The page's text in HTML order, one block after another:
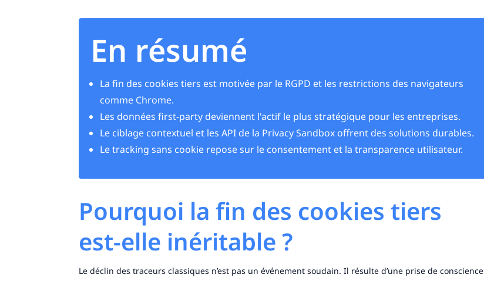
En résumé
La fin des cookies tiers est motivée par le RGPD et les restrictions des navigateurs
comme Chrome.
Les données first-party deviennent l'actif le plus stratégique pour les entreprises.
Le ciblage contextuel et les API de la Privacy Sandbox offrent des solutions durables.
Le tracking sans cookie repose sur le consentement et la transparence utilisateur.
Pourquoi la fin des cookies tiers
est-elle inéritable ?
Le déclin des traceurs classiques n’est pas un événement soudain. Il résulte d’une prise de conscience